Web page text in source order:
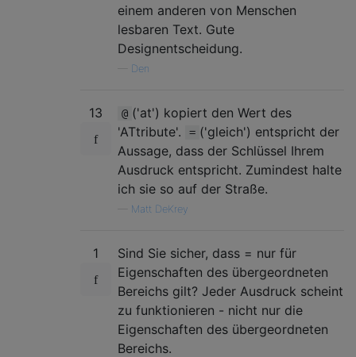
einem anderen von Menschen
lesbaren Text. Gute
Designentscheidung.
Den
13 @ ('at') kopiert den Wert des
'ATtribute'.
= ('gleich') entspricht der
Aussage, dass der Schlüssel Ihrem
Ausdruck entspricht. Zumindest halte
ich sie so auf der Straße.
Matt DeKrey
1
Sind Sie sicher, dass = nur für
Eigenschaften des übergeordneten
Bereichs gilt? Jeder Ausdruck scheint
zu funktionieren - nicht nur die
Eigenschaften des übergeordneten
Bereichs.